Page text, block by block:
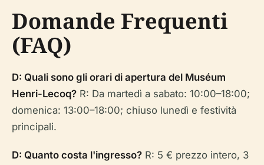
Domande Frequenti
(FAQ)
D: Quali sono gli orari di apertura del Muséum
Henri-Lecoq? R: Da martedì a sabato: 10:00–18:00;
domenica: 13:00–18:00; chiuso lunedì e festività
principali.
D: Quanto costa l'ingresso? R: 5 € prezzo intero, 3